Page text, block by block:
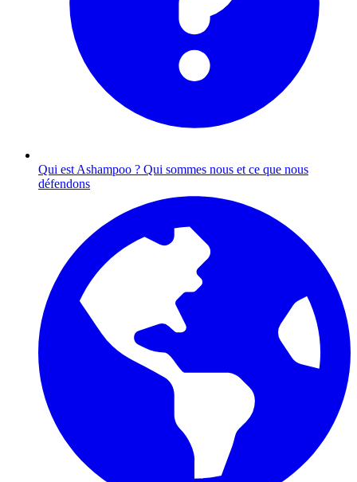
Qui est Ashampoo ? Qui sommes nous et ce que nous
défendons